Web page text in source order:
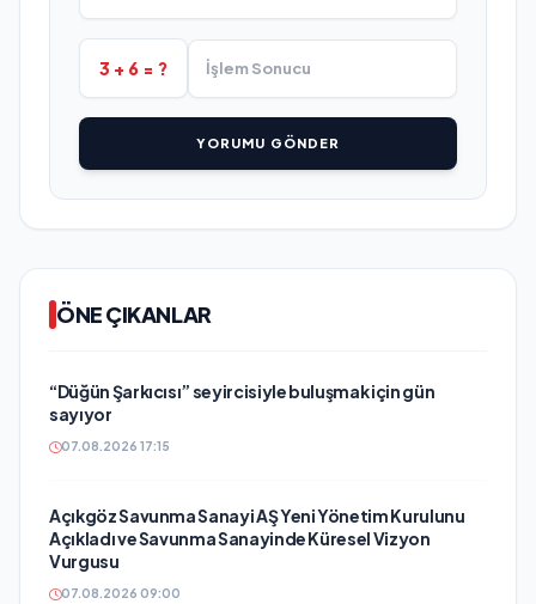
3 + 6 = ?
YORUMU GÖNDER
ÖNE ÇIKANLAR
“Düğün Şarkıcısı” seyircisiyle buluşmak için gün
sayıyor
07.08.2026 17:15
Açıkgöz Savunma Sanayi AŞ Yeni Yönetim Kurulunu
Açıkladı ve Savunma Sanayinde Küresel Vizyon
Vurgusu
07.08.2026 09:00